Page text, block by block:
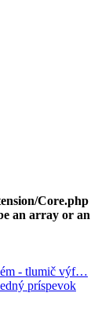
Core.php
an array or an
- tlumič výf…
príspevok